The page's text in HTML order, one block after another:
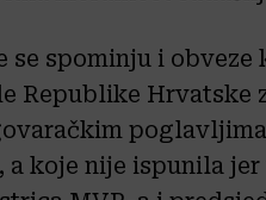
se spominju i
Republike Hrvatske
poglavljima
a koje nije ispunila jer